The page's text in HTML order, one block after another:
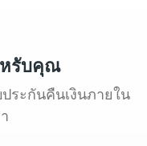
รับคุณ
ระกันคืนเงินภายใน